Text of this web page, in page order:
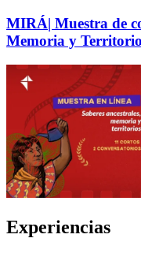
MIRÁ| Muestra de
Memoria y
Experiencias